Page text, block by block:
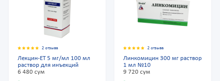
2 отзыва
Лекцин-ЕТ 5 мг/мл 100 мл
раствор для инъекций
6 480 сум
2 отзыва
Линкомицин 300 мг раствор
1 мл №10
9 720 сум